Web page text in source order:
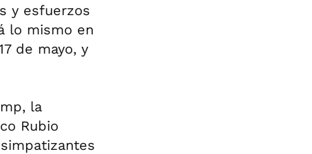
y esfuerzos
lo mismo en
de mayo, y
la
Rubio